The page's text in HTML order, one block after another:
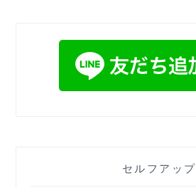
セルフアップ